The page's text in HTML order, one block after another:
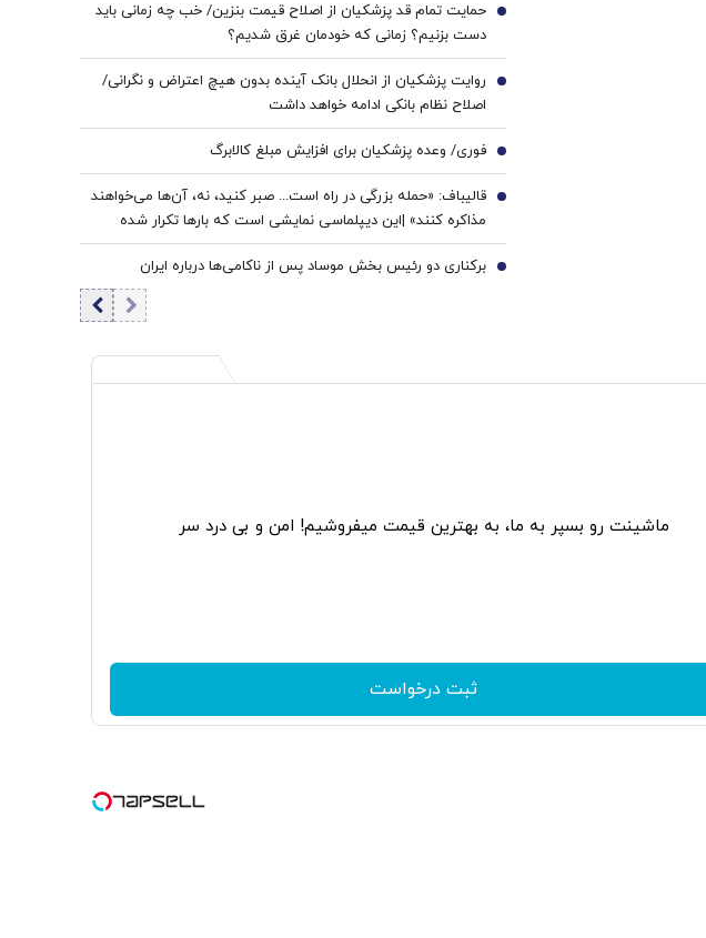
حمایت تمام قد پزشکیان از اصلاح قیمت بنزین/ خب چه زمانی باید
دست بزنیم؟ زمانی که خودمان غرق شدیم؟
6
روایت پزشکیان از انحلال بانک آینده بدون هیچ اعتراض و نگرانی/
اصلاح نظام بانکی ادامه خواهد داشت
7
فوری/ وعده پزشکیان برای افزایش مبلغ کالابرگ 8
قالیباف: «حمله بزرگی در راه است... صبر کنید، نه، آن‌ها می‌خواهند
مذاکره کنند» |این دیپلماسی نمایشی است که بارها تکرار شده
است
9
برکناری دو رئیس بخش موساد پس از ناکامی‌ها درباره ایران 10
ماشینت رو بسپر به ما، به بهترین قیمت میفروشیم! امن و بی درد سر
ثبت درخواست